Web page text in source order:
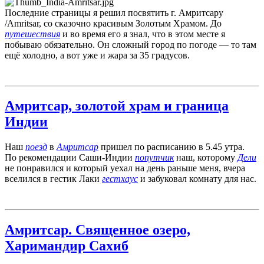
Последние страницы я решил посвятить г. Амритсару
/Amritsar, со сказочно красивым Золотым Храмом. До
путешествия и во время его я знал, что в этом месте я
побываю обязательно. Он сложный город по погоде — то там
ещё холодно, а вот уже и жара за 35 градусов.
Амритсар, золотой храм и граница
Индии
Наш поезд в Амритсар пришел по расписанию в 5.45 утра.
По рекомендации Саши-Индии попутчикнаш, которому Дели
не понравился и который уехал на день раньше меня, вчера
вселился в гестик Лаки гестхаус и забуковал комнату для нас.
Амритсар. Священное озеро,
Харимандир Сахиб